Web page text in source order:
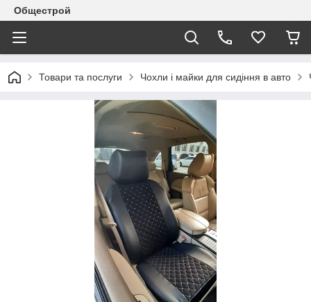
Общестрой
Товари та послуги Чохли і майки для сидіння в авто